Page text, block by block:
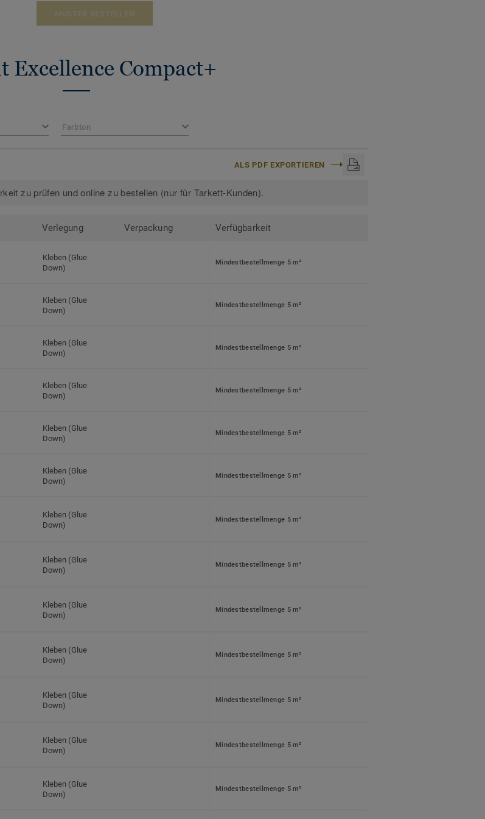
Excellence Compact+
Farbton
ALS PDF EXPORTIEREN
zu prüfen und online zu bestellen (nur für Tarkett-Kunden).
Verlegung Verpackung Verfügbarkeit
Kleben (Glue
Down)
Mindestbestellmenge 5 m²
Kleben (Glue
Down)
Mindestbestellmenge 5 m²
Kleben (Glue
Down)
Mindestbestellmenge 5 m²
Kleben (Glue
Down)
Mindestbestellmenge 5 m²
Kleben (Glue
Down)
Mindestbestellmenge 5 m²
Kleben (Glue
Down)
Mindestbestellmenge 5 m²
Kleben (Glue
Down)
Mindestbestellmenge 5 m²
Kleben (Glue
Down)
Mindestbestellmenge 5 m²
Kleben (Glue
Down)
Mindestbestellmenge 5 m²
Kleben (Glue
Down)
Mindestbestellmenge 5 m²
Kleben (Glue
Down)
Mindestbestellmenge 5 m²
Kleben (Glue
Down)
Mindestbestellmenge 5 m²
Kleben (Glue
Down)
Mindestbestellmenge 5 m²